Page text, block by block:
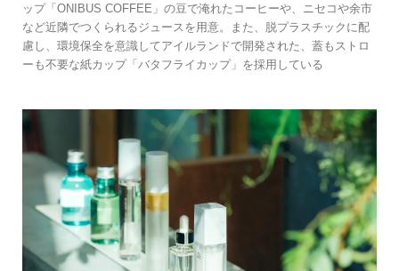
ップ「ONIBUS COFFEE」の⾖で淹れたコーヒーや、ニセコや余市
など近隣でつくられるジュースを用意。また、脱プラスチックに配
慮し、環境保全を意識してアイルランドで開発された、蓋もストロ
ーも不要な紙カップ「バタフライカップ」を採⽤している